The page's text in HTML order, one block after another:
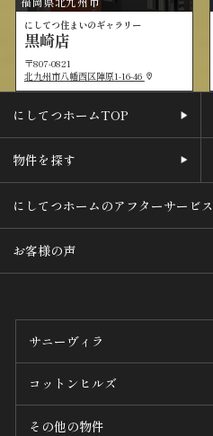
にしてつ住まいのギャラリー
黒崎店
〒807-0821
北九州市八幡西区陣原1-16-46 location_on
にしてつホームTOP
物件を探す
にしてつホームのアフターサービス
お客様の声
サニーヴィラ
コットンヒルズ
その他の物件